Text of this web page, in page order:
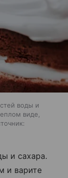
воды и
виде,
и сахара.
и варите